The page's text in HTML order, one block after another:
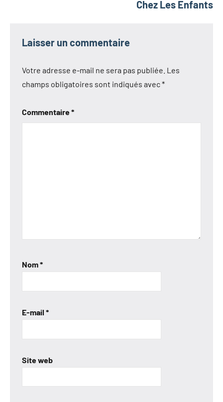
Chez Les Enfants
Laisser un commentaire
Votre adresse e-mail ne sera pas publiée. Les
champs obligatoires sont indiqués avec*
Commentaire*
Nom*
E-mail *
Site web